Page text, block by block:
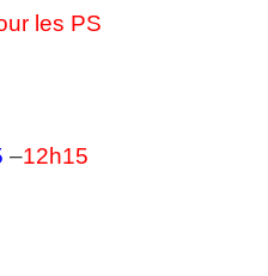
les PS
–12h15